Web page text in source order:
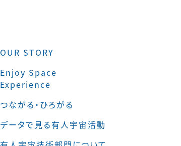
OUR STORY
Enjoy Space
Experience
つながる・ひろがる
データで見る有人宇宙活動